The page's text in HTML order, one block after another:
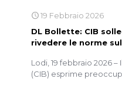
19 Febbraio 2026
DL Bollette: CIB
rivedere le norme
Lodi, 19 febbraio 2026
(CIB) esprime